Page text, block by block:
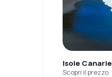
Isole Canarie
Scopri il prezzo